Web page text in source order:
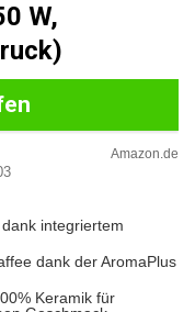
W,
Amazon.de
integriertem
dank der AromaPlus
Keramik für